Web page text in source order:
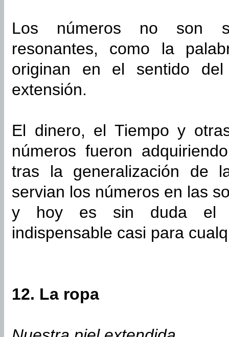
Los números no son
resonantes, como la
originan en el sentido
extensión.
El dinero, el Tiempo y
números fueron
tras la generalización de
servian los números en las
y hoy es sin duda el
indispensable casi para
12. La ropa